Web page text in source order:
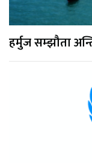
हर्मुज सम्झौता